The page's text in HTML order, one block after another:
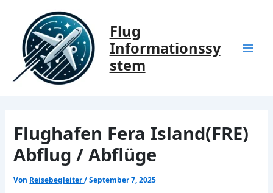
springen
Flug
Informationssy
stem
Flughafen Fera Island(FRE)
Abflug / Abflüge
Von Reisebegleiter/September 7, 2025